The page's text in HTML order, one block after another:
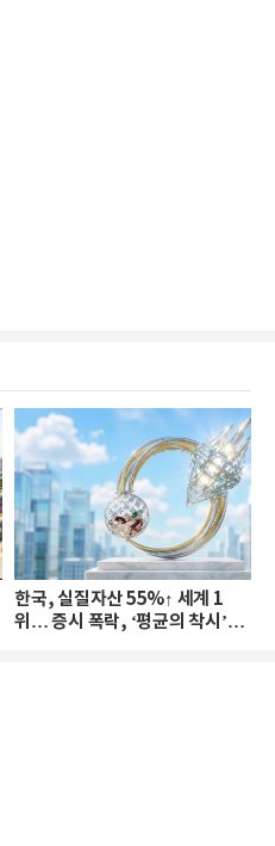
한국, 실질자산 55%↑ 세계 1
위… 증시 폭락, ‘평균의 착시’와